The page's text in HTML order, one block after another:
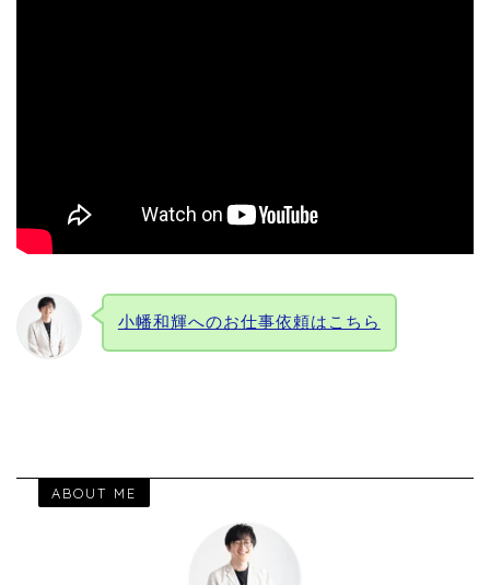
小幡和輝へのお仕事依頼はこちら
ABOUT ME